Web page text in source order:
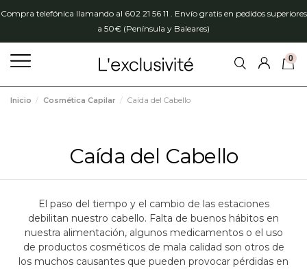
Compra telefónica llamando al 602 21 56 11 . Envío gratis en pedidos superiores
a 50€ (Península y Baleares)
0
Inicio Cosmética Capilar Caída del Cabello
Caída del Cabello
El paso del tiempo y el cambio de las estaciones
debilitan nuestro cabello. Falta de buenos hábitos en
nuestra alimentación, algunos medicamentos o el uso
de productos cosméticos de mala calidad son otros de
los muchos causantes que pueden provocar pérdidas en